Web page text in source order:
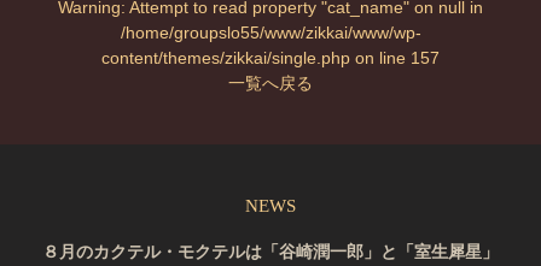
Warning: Attempt to read property "cat_name" on null in
/home/groupslo55/www/zikkai/www/wp-
content/themes/zikkai/single.php on line 157
一覧へ戻る
NEWS
８月のカクテル・モクテルは「谷崎潤一郎」と「室生犀星」